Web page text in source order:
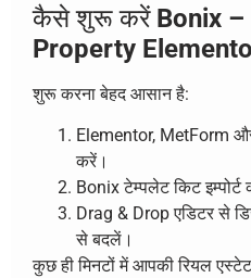
कैसे शुरू करें Bonix –
Property
शुरू करना बेहद आसान है:
Elementor, MetForm
करें।
Bonix टेम्पलेट किट इम्पोर्ट
Drag & Drop एडिटर से
से बदलें।
कुछ ही मिनटों में आपकी रियल एस्टेट